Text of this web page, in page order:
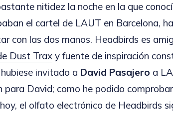
nitidez la noche en la que
el cartel de LAUT en Barcelona,
con las dos manos. Headbirds es
Dust Trax y fuente de inspiración
invitado a David Pasajero a
para David; como he podido
el olfato electrónico de Headbirds